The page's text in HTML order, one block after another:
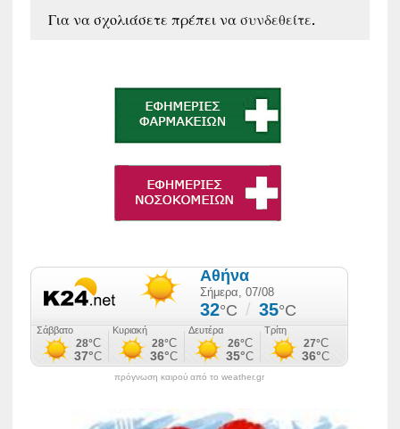
Για να σχολιάσετε πρέπει νασυνδεθείτε.
πρόγνωση καιρού από το weather.gr